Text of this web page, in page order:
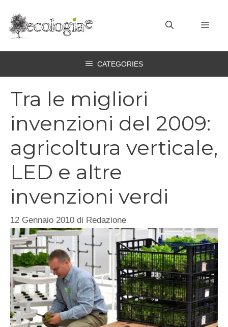
contenuto
CATEGORIES
Tra le migliori
invenzioni del 2009:
agricoltura verticale,
LED e altre
invenzioni verdi
12 Gennaio 2010 di Redazione